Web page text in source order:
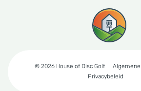
© 2026 House of Disc Golf
Privacybeleid